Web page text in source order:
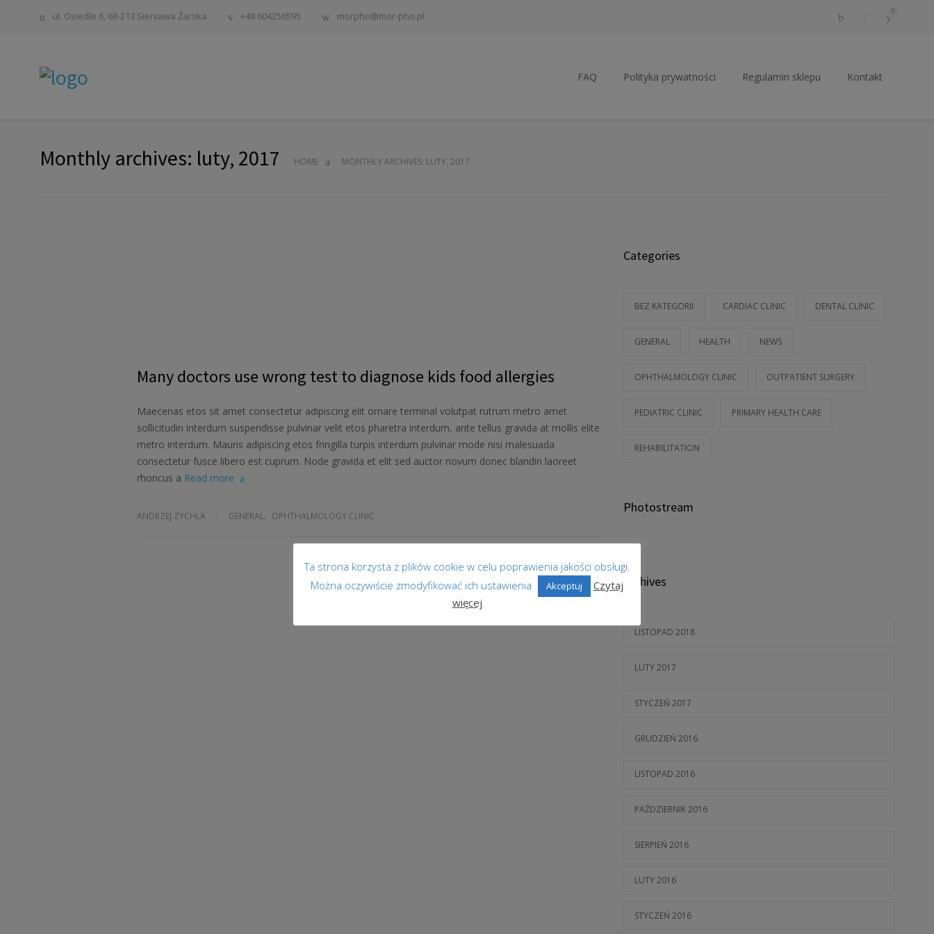
ul. Osiedle 6, 68-213 Sieniawa Żarska +48 604256595 morpho@mor-pho.pl 0
FAQ Polityka prywatności Regulamin sklepu Kontakt
Monthly archives: luty, 2017 HOME MONTHLY ARCHIVES: LUTY, 2017
Many doctors use wrong test to diagnose kids food allergies
Maecenas etos sit amet consectetur adipiscing elit ornare terminal volutpat rutrum metro amet
sollicitudin interdum suspendisse pulvinar velit etos pharetra interdum, ante tellus gravida at mollis elite
metro interdum. Mauris adipiscing etos fringilla turpis interdum pulvinar mode nisi malesuada
consectetur fusce libero est cuprum. Node gravida et elit sed auctor novum donec blandin laoreet
rhoncus a Read more
ANDRZEJ ZYCHLA GENERAL, OPHTHALMOLOGY CLINIC
Categories
BEZ KATEGORII CARDIAC CLINIC DENTAL CLINIC
GENERAL HEALTH NEWS
OPHTHALMOLOGY CLINIC OUTPATIENT SURGERY
PEDIATRIC CLINIC PRIMARY HEALTH CARE
REHABILITATION
Photostream
Archives
LISTOPAD 2018
LUTY 2017
STYCZEŃ 2017
GRUDZIEŃ 2016
LISTOPAD 2016
PAŹDZIERNIK 2016
SIERPIEŃ 2016
LUTY 2016
STYCZEŃ 2016
Ta strona korzysta z plików cookie w celu poprawienia jakości obsługi.
Można oczywiście zmodyfikować ich ustawienia
Akceptuj
Czytaj
więcej